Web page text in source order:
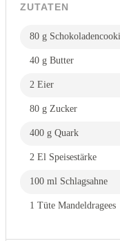
ZUTATEN
80 g
40 g Butter
2 Eier
80 g Zucker
400 g Quark
2 El Speisestärke
100 ml Schlagsahne
1 Tüte Mandeldragees